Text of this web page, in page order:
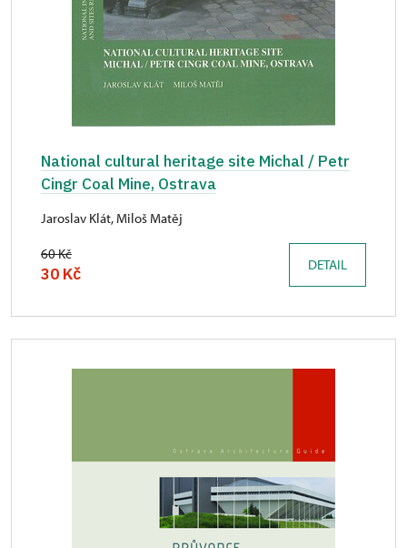
National cultural heritage site Michal / Petr
Cingr Coal Mine, Ostrava
Jaroslav Klát, Miloš Matěj
60 Kč
30 Kč DETAIL